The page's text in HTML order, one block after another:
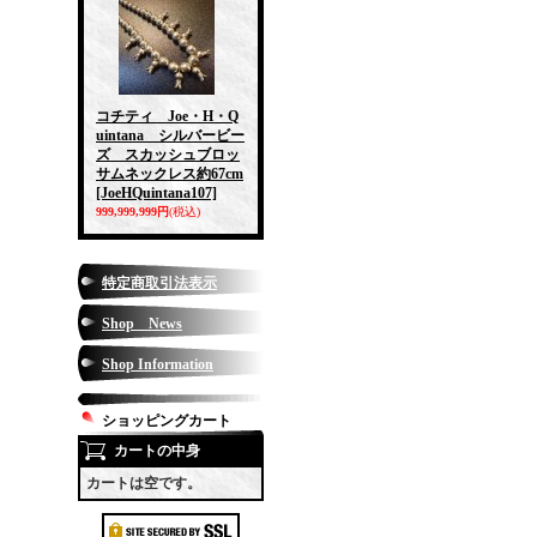
コチティ Joe・H・Q
uintana シルバービー
ズ スカッシュブロッ
サムネックレス約67cm
[JoeHQuintana107]
999,999,999円(税込)
特定商取引法表示
Shop News
Shop Information
ショッピングカート
カートの中身
カートは空です。